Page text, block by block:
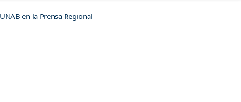
UNAB en la Prensa Regional